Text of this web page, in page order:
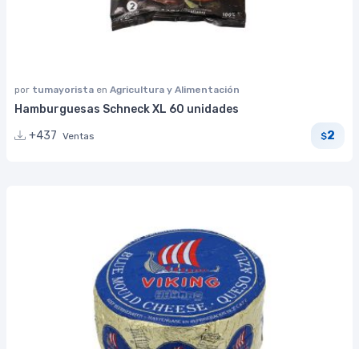
por tumayorista en Agricultura y Alimentación
Hamburguesas Schneck XL 60 unidades
+437 Ventas $2